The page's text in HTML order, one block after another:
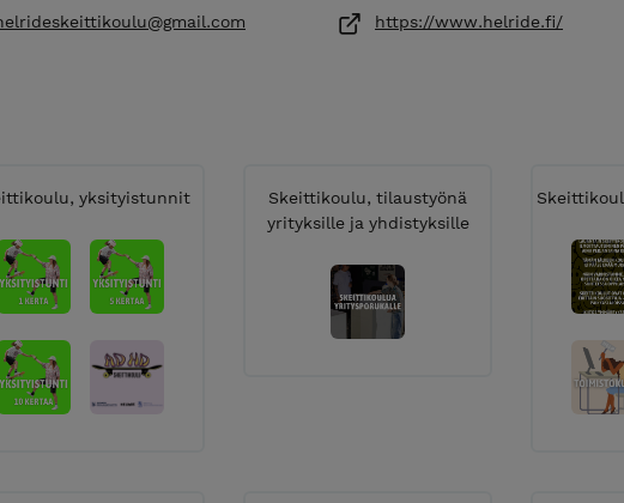
Jos etsit tietoa esim. Helriden jäsenvuoroista Kontulan hallilla,
https://www.helride.fi/
yksityistunnit
Skeittikoulu, tilaustyönä
yrityksille ja yhdistyksille